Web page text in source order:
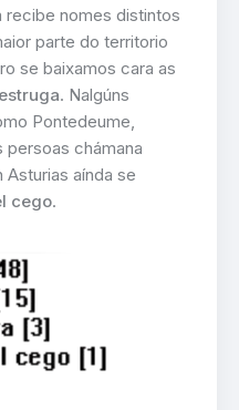
nomes distintos
parte do territorio
se baixamos cara as
estruga. Nalgúns
Pontedeume,
persoas chámana
Asturias aínda se
cego.